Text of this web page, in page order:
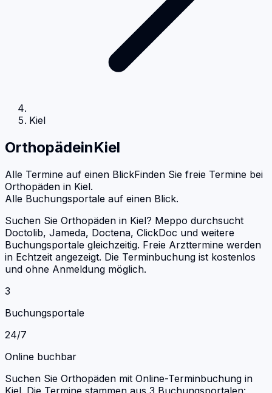
Kiel
OrthopädeinKiel
Alle Termine auf einen BlickFinden Sie freie Termine bei
Orthopäden in Kiel.
Alle Buchungsportale auf einen Blick.
Suchen Sie Orthopäden in Kiel? Meppo durchsucht
Doctolib, Jameda, Doctena, ClickDoc und weitere
Buchungsportale gleichzeitig. Freie Arzttermine werden
in Echtzeit angezeigt. Die Terminbuchung ist kostenlos
und ohne Anmeldung möglich.
3
Buchungsportale
24/7
Online buchbar
Suchen Sie Orthopäden mit Online-Terminbuchung in
Kiel. Die Termine stammen aus 3 Buchungsportalen: